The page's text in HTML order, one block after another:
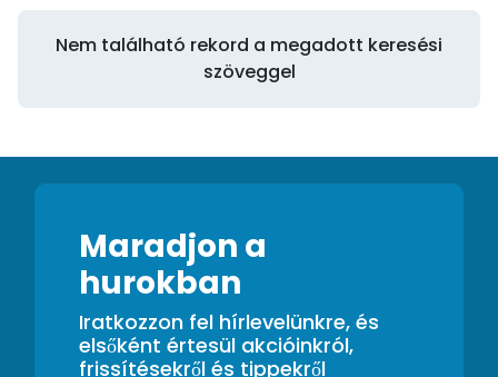
Nem található rekord a megadott keresési
szöveggel
Maradjon a
hurokban
Iratkozzon fel hírlevelünkre, és
elsőként értesül akcióinkról,
frissítésekről és tippekről